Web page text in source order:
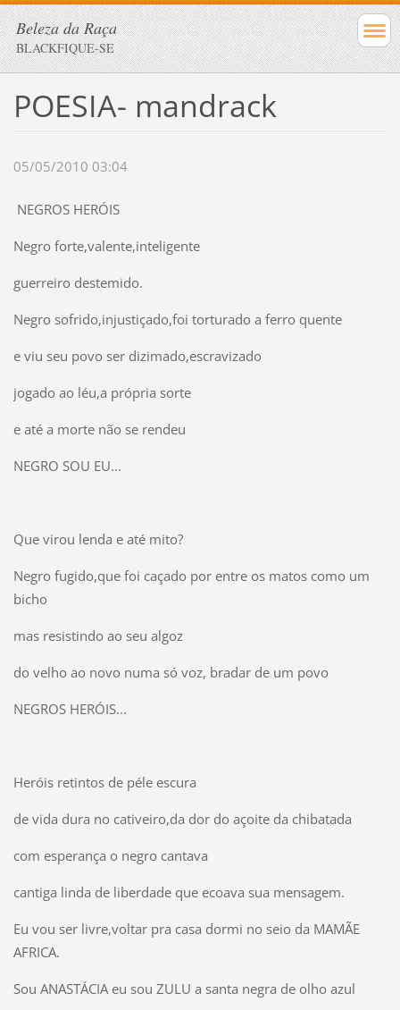
Beleza da Raça
BLACKFIQUE-SE
POESIA- mandrack
05/05/2010 03:04
NEGROS HERÓIS
Negro forte,valente,inteligente
guerreiro destemido.
Negro sofrido,injustiçado,foi torturado a ferro quente
e viu seu povo ser dizimado,escravizado
jogado ao léu,a própria sorte
e até a morte não se rendeu
NEGRO SOU EU...
Que virou lenda e até mito?
Negro fugido,que foi caçado por entre os matos como um
bicho
mas resistindo ao seu algoz
do velho ao novo numa só voz, bradar de um povo
NEGROS HERÓIS...
Heróis retintos de péle escura
de vida dura no cativeiro,da dor do açoite da chibatada
com esperança o negro cantava
cantiga linda de liberdade que ecoava sua mensagem.
Eu vou ser livre,voltar pra casa dormi no seio da MAMÃE
AFRICA.
Sou ANASTÁCIA eu sou ZULU a santa negra de olho azul